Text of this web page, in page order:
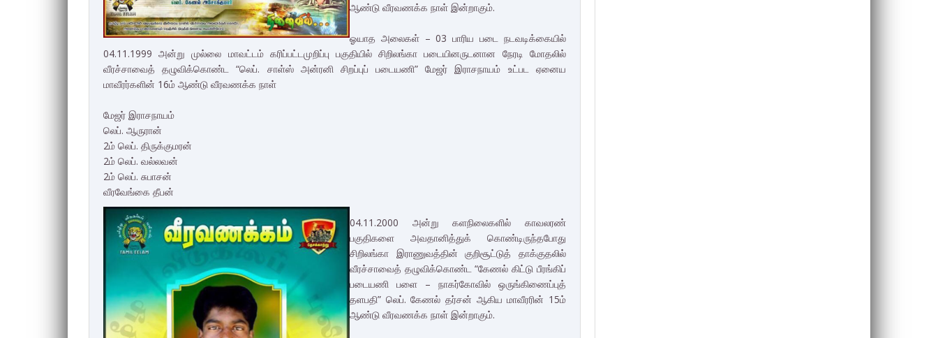
ஆண்டு வீரவணக்க நாள் இன்றாகும்.
ஓயாத அலைகள் – 03 பாரிய படை நடவடிக்கையில்
04.11.1999 அன்று முல்லை மாவட்டம் கரிப்பட்டமுறிப்பு பகுதியில் சிறிலங்கா படையினருடனான நேரடி மோதலில்
வீரச்சாவைத் தழுவிக்கொண்ட “லெப். சாள்ஸ் அன்ரனி சிறப்புப் படையணி” மேஜர் இராசநாயம் உட்பட ஏனைய
மாவீரர்களின் 16ம் ஆண்டு வீரவணக்க நாள்
மேஜர் இராசநாயம்
லெப். ஆருரான்
2ம் லெப். திருக்குமரன்
2ம் லெப். வல்லவன்
2ம் லெப். சுபாசன்
வீரவேங்கை தீபன்
04.11.2000 அன்று களநிலைகளில் காவலரண்
பகுதிகளை அவதானித்துக் கொண்டிருந்தபோது
சிறிலங்கா இராணுவத்தின் குறிசூட்டுத் தாக்குதலில்
வீரச்சாவைத் தழுவிக்கொண்ட “கேணல் கிட்டு பீரங்கிப்
படையணி பளை – நாகர்கோவில் ஒருங்கிணைப்புத்
தளபதி” லெப். கேணல் தர்சன் ஆகிய மாவீரரின் 15ம்
ஆண்டு வீரவணக்க நாள் இன்றாகும்.